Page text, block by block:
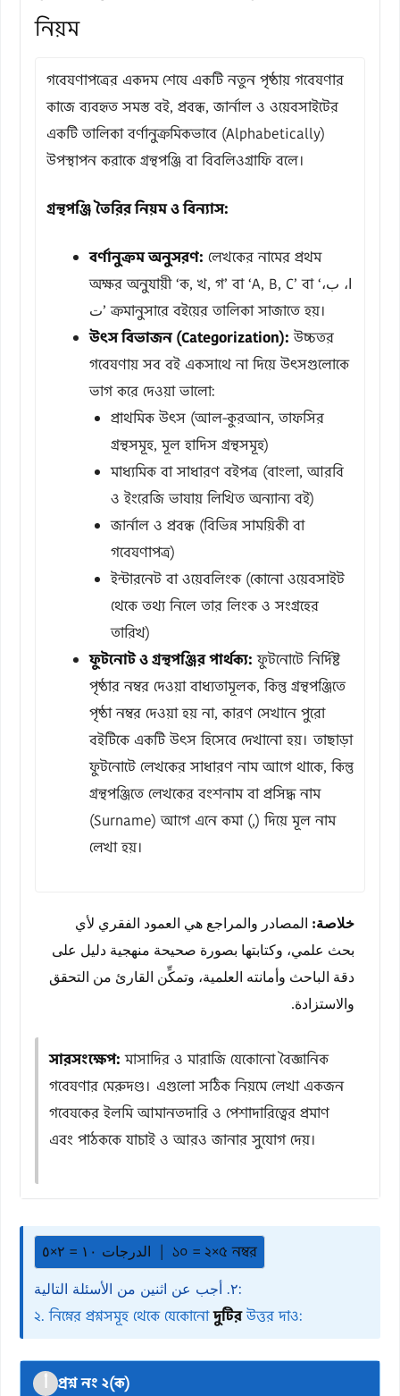
নিয়ম
গবেষণাপত্রের একদম শেষে একটি নতুন পৃষ্ঠায় গবেষণার
কাজে ব্যবহৃত সমস্ত বই, প্রবন্ধ, জার্নাল ও ওয়েবসাইটের
একটি তালিকা বর্ণানুক্রমিকভাবে (Alphabetically)
উপস্থাপন করাকে গ্রন্থপঞ্জি বা বিবলিওগ্রাফি বলে।
গ্রন্থপঞ্জি তৈরির নিয়ম ও বিন্যাস:
বর্ণানুক্রম অনুসরণ: লেখকের নামের প্রথম
অক্ষর অনুযায়ী ‘ক, খ, গ’ বা ‘A, B, C’ বা ‘ا، ب،
ت’ ক্রমানুসারে বইয়ের তালিকা সাজাতে হয়।
উৎস বিভাজন (Categorization): উচ্চতর
গবেষণায় সব বই একসাথে না দিয়ে উৎসগুলোকে
ভাগ করে দেওয়া ভালো:
প্রাথমিক উৎস (আল-কুরআন, তাফসির
গ্রন্থসমূহ, মূল হাদিস গ্রন্থসমূহ)
মাধ্যমিক বা সাধারণ বইপত্র (বাংলা, আরবি
ও ইংরেজি ভাষায় লিখিত অন্যান্য বই)
জার্নাল ও প্রবন্ধ (বিভিন্ন সাময়িকী বা
গবেষণাপত্র)
ইন্টারনেট বা ওয়েবলিংক (কোনো ওয়েবসাইট
থেকে তথ্য নিলে তার লিংক ও সংগ্রহের
তারিখ)
ফুটনোট ও গ্রন্থপঞ্জির পার্থক্য: ফুটনোটে নির্দিষ্ট
পৃষ্ঠার নম্বর দেওয়া বাধ্যতামূলক, কিন্তু গ্রন্থপঞ্জিতে
পৃষ্ঠা নম্বর দেওয়া হয় না, কারণ সেখানে পুরো
বইটিকে একটি উৎস হিসেবে দেখানো হয়। তাছাড়া
ফুটনোটে লেখকের সাধারণ নাম আগে থাকে, কিন্তু
গ্রন্থপঞ্জিতে লেখকের বংশনাম বা প্রসিদ্ধ নাম
(Surname) আগে এনে কমা (,) দিয়ে মূল নাম
লেখা হয়।
خلاصة: المصادر والمراجع هي العمود الفقري لأي
بحث علمي، وكتابتها بصورة صحيحة منهجية دليل على
دقة الباحث وأمانته العلمية، وتمكِّن القارئ من التحقق
والاستزادة.
সারসংক্ষেপ: মাসাদির ও মারাজি যেকোনো বৈজ্ঞানিক
গবেষণার মেরুদণ্ড। এগুলো সঠিক নিয়মে লেখা একজন
গবেষকের ইলমি আমানতদারি ও পেশাদারিত্বের প্রমাণ
এবং পাঠককে যাচাই ও আরও জানার সুযোগ দেয়।
الدرجات ١٠ = ٢×٥ | ১০ = ২×৫ নম্বর
٢. أجب عن اثنين من الأسئلة التالية:
২. নিম্নের প্রশ্নসমূহ থেকে যেকোনোদুটিরউত্তর দাও:
প্রশ্ন নং ২(ক)